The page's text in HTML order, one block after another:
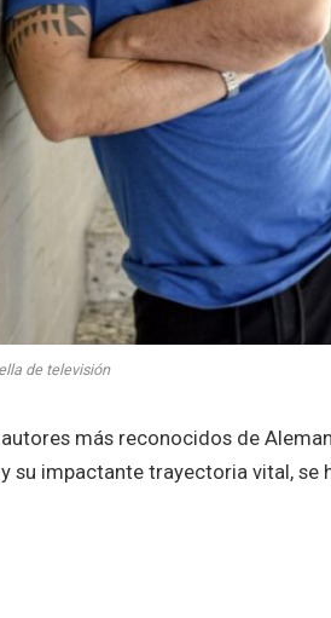
de televisión
más reconocidos de
su impactante trayectoria vital, se